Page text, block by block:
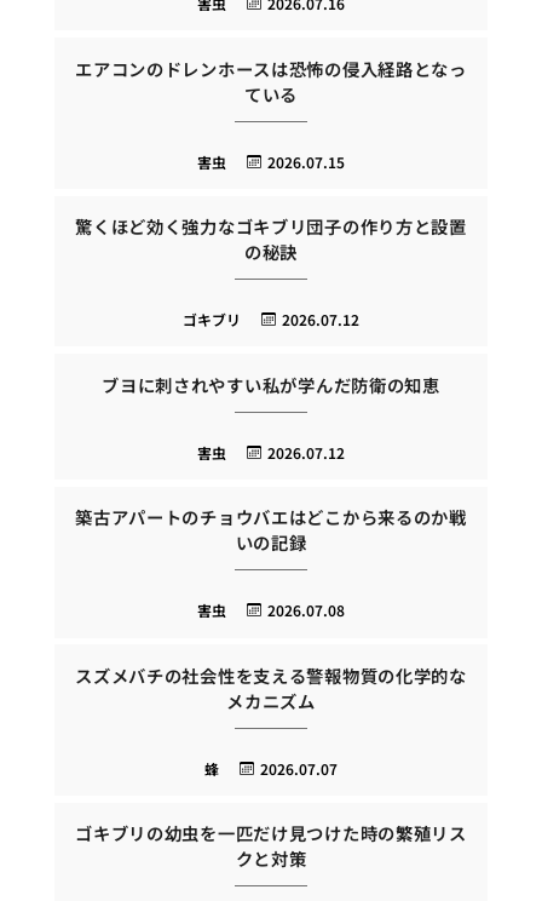
エアコンのドレンホースは恐怖の侵入経路となっ
ている
2026.07.15
害虫
驚くほど効く強力なゴキブリ団子の作り方と設置
の秘訣
2026.07.12
ゴキブリ
ブヨに刺されやすい私が学んだ防衛の知恵
2026.07.12
害虫
築古アパートのチョウバエはどこから来るのか戦
いの記録
2026.07.08
害虫
スズメバチの社会性を支える警報物質の化学的な
メカニズム
2026.07.07
蜂
ゴキブリの幼虫を一匹だけ見つけた時の繁殖リス
クと対策